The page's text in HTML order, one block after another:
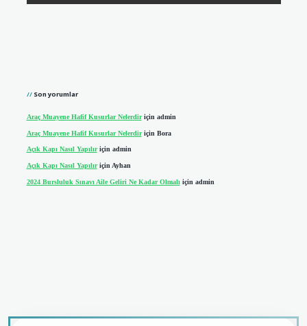
Son yorumlar
Araç Muayene Hafif Kusurlar Nelerdiriçin admin
Araç Muayene Hafif Kusurlar Nelerdiriçin Bora
Açık Kapı Nasıl Yapılıriçin admin
Açık Kapı Nasıl Yapılıriçin Ayhan
2024 Bursluluk Sınavı Aile Geliri Ne Kadar Olmalıiçin admin